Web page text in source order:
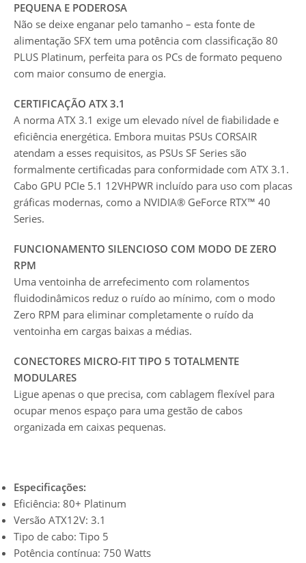
PEQUENA E PODEROSA
Não se deixe enganar pelo tamanho – esta fonte de
alimentação SFX tem uma potência com classificação 80
PLUS Platinum, perfeita para os PCs de formato pequeno
com maior consumo de energia.
CERTIFICAÇÃO ATX 3.1
A norma ATX 3.1 exige um elevado nível de fiabilidade e
eficiência energética. Embora muitas PSUs CORSAIR
atendam a esses requisitos, as PSUs SF Series são
formalmente certificadas para conformidade com ATX 3.1.
Cabo GPU PCIe 5.1 12VHPWR incluído para uso com placas
gráficas modernas, como a NVIDIA® GeForce RTX™ 40
Series.
FUNCIONAMENTO SILENCIOSO COM MODO DE ZERO
RPM
Uma ventoinha de arrefecimento com rolamentos
fluidodinâmicos reduz o ruído ao mínimo, com o modo
Zero RPM para eliminar completamente o ruído da
ventoinha em cargas baixas a médias.
CONECTORES MICRO-FIT TIPO 5 TOTALMENTE
MODULARES
Ligue apenas o que precisa, com cablagem flexível para
ocupar menos espaço para uma gestão de cabos
organizada em caixas pequenas.
Especificações:
Eficiência: 80+ Platinum
Versão ATX12V: 3.1
Tipo de cabo: Tipo 5
Potência contínua: 750 Watts